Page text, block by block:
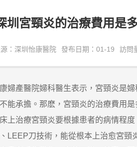
圳宮頸炎的治療費用是
：深圳怡康醫院 發布日期：01-19 訪問
產醫院婦科醫生表示，宮頸炎是
承擔。那麽，宮頸炎的治療費用
治療宮頸炎要根據患者的病情程
LEEP刀技術，能從根本上治愈宮頸